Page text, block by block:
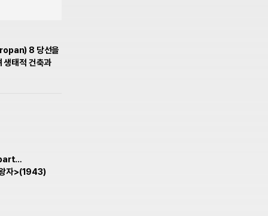
8 당선을
생태적 건축과
왕자>(1943)